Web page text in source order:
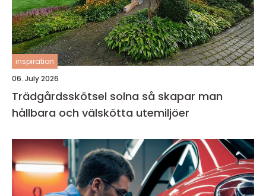
inspiration
06. July 2026
Trädgårdsskötsel solna så skapar man
hållbara och välskötta utemiljöer